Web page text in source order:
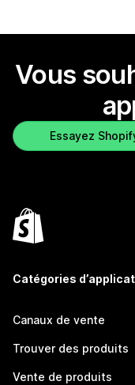
Vous
Essayez
Catégories
Canaux de vente
Trouver des produits
Vente de produits